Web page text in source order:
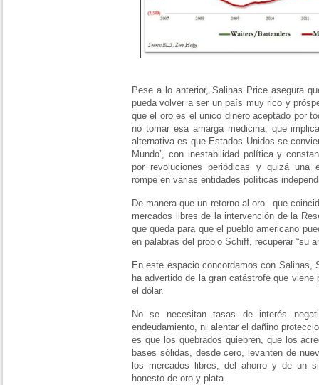
Pese a lo anterior, Salinas Price asegura
pueda volver a ser un país muy rico y
que el oro es el único dinero aceptado por
no tomar esa amarga medicina, que
alternativa es que Estados Unidos se
Mundo’, con inestabilidad política y
por revoluciones periódicas y quizá una
rompe en varias entidades políticas
De manera que un retorno al oro –que
mercados libres de la intervención de la
que queda para que el pueblo americano
en palabras del propio Schiff, recuperar “su
En este espacio concordamos con
ha advertido de la gran catástrofe que
el dólar.
No se necesitan tasas de interés
endeudamiento, ni alentar el dañino
es que los quebrados quiebren, que los
bases sólidas, desde cero, levanten de
los mercados libres, del ahorro y de un
honesto de oro y plata.